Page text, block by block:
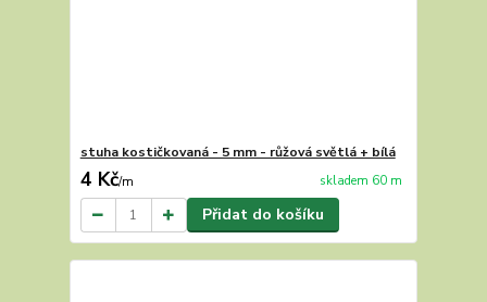
stuha kostičkovaná - 5 mm - růžová světlá + bílá
4 Kč/m skladem 60 m
Přidat do košíku